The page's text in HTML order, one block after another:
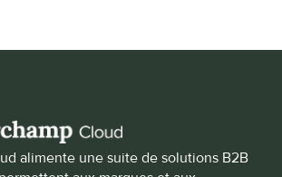
alimente une suite de solutions B2B